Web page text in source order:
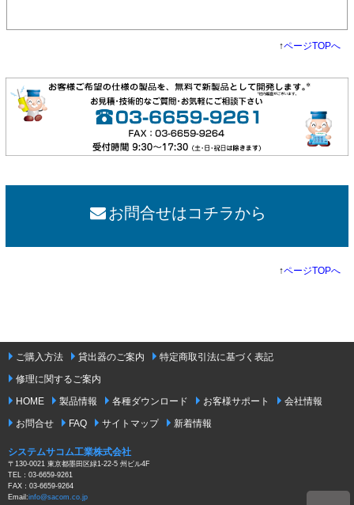
↑ページTOPへ
お問合せはコチラから
↑ページTOPへ
ご購入方法 貸出器のご案内
特定商取引法に基づく表記
修理に関するご案内
HOME
製品情報 各種ダウンロード お客様サポート
会社情報
お問合せ
FAQ サイトマップ 新着情報
システムサコム工業株式会社
〒130-0021 東京都墨田区緑1-22-5 州ビル4F
TEL：03-6659-9261
FAX：03-6659-9264
Email:info@sacom.co.jp